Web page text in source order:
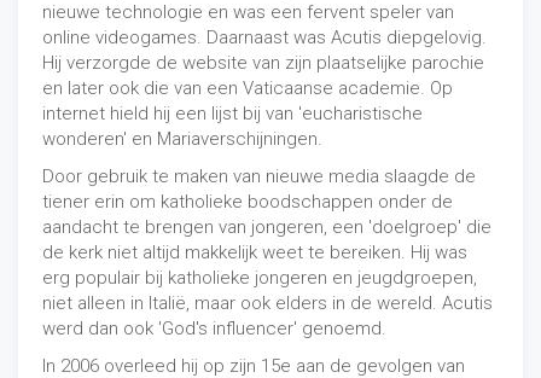
nieuwe technologie en was een fervent speler van
online videogames. Daarnaast was Acutis diepgelovig.
Hij verzorgde de website van zijn plaatselijke parochie
en later ook die van een Vaticaanse academie. Op
internet hield hij een lijst bij van 'eucharistische
wonderen' en Mariaverschijningen.
Door gebruik te maken van nieuwe media slaagde de
tiener erin om katholieke boodschappen onder de
aandacht te brengen van jongeren, een 'doelgroep' die
de kerk niet altijd makkelijk weet te bereiken. Hij was
erg populair bij katholieke jongeren en jeugdgroepen,
niet alleen in Italië, maar ook elders in de wereld. Acutis
werd dan ook 'God's influencer' genoemd.
In 2006 overleed hij op zijn 15e aan de gevolgen van